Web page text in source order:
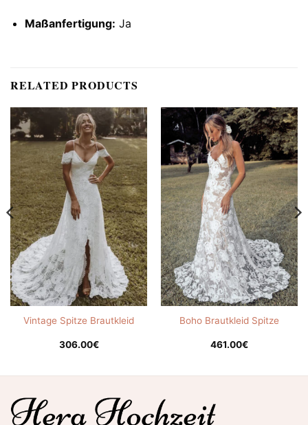
Maßanfertigung: Ja
RELATED PRODUCTS
Vintage Spitze Brautkleid
306.00€
Boho Brautkleid Spitze
461.00€